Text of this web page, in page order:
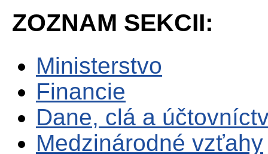
ZOZNAM SEKCII:
Ministerstvo
Financie
Dane, clá a
Medzinárodné vzťahy